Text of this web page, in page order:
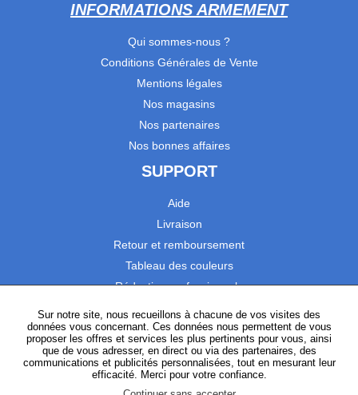
INFORMATIONS ARMEMENT
Qui sommes-nous ?
Conditions Générales de Vente
Mentions légales
Nos magasins
Nos partenaires
Nos bonnes affaires
SUPPORT
Aide
Livraison
Retour et remboursement
Tableau des couleurs
Réduction professionnels
Catalogues
Satisfaction Clients
SUIVEZ-NOUS
Sur notre site, nous recueillons à chacune de vos visites des
données vous concernant. Ces données nous permettent de vous
proposer les offres et services les plus pertinents pour vous, ainsi
que de vous adresser, en direct ou via des partenaires, des
communications et publicités personnalisées, tout en mesurant leur
efficacité. Merci pour votre confiance.